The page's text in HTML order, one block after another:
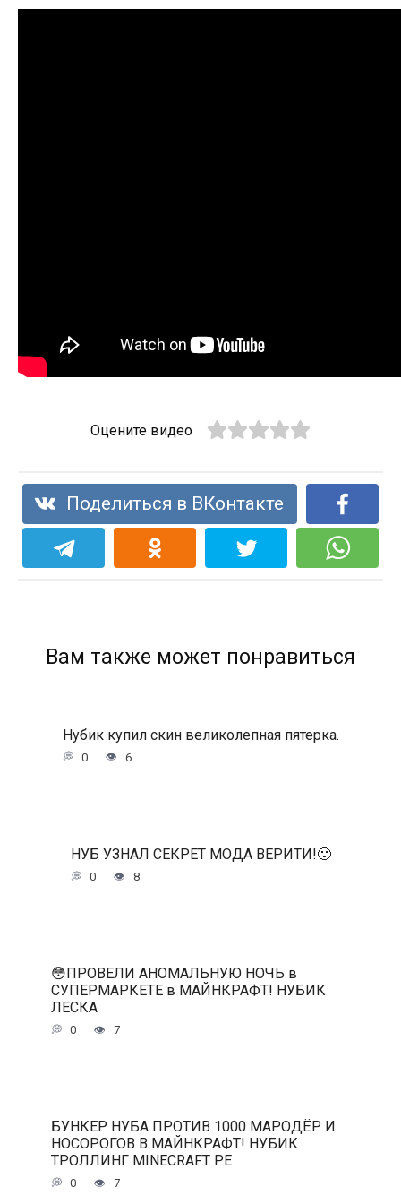
Оцените видео
Поделиться в ВКонтакте
Вам также может понравиться
Нубик купил скин великолепная пятерка.
0 6
НУБ УЗНАЛ СЕКРЕТ МОДА ВЕРИТИ!🙂
0 8
😳ПРОВЕЛИ АНОМАЛЬНУЮ НОЧЬ в
СУПЕРМАРКЕТЕ в МАЙНКРАФТ! НУБИК
ЛЕСКА
0 7
БУНКЕР НУБА ПРОТИВ 1000 МАРОДЁР И
НОСОРОГОВ В МАЙНКРАФТ! НУБИК
ТРОЛЛИНГ MINECRAFT PE
0 7